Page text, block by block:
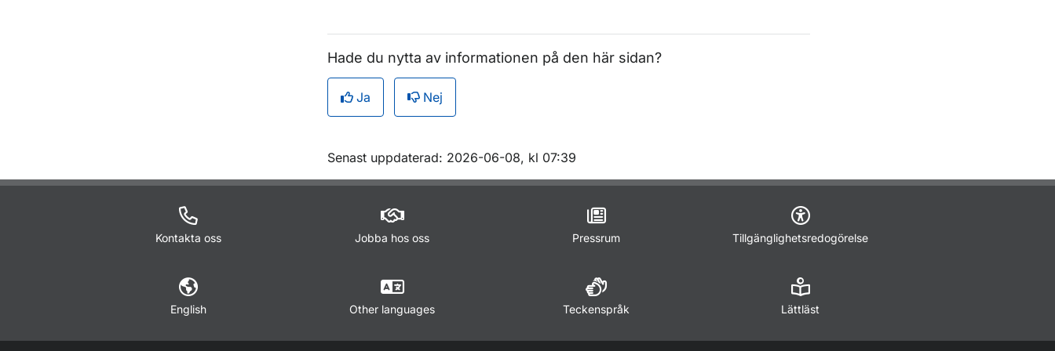
Hade du nytta av informationen på den här sidan?
Ja Nej
Om sidan
Senast uppdaterad: 2026-06-08, kl 07:39
Kontakta oss Jobba hos oss Pressrum Tillgänglighetsredogörelse
English Other languages Teckenspråk Lättläst